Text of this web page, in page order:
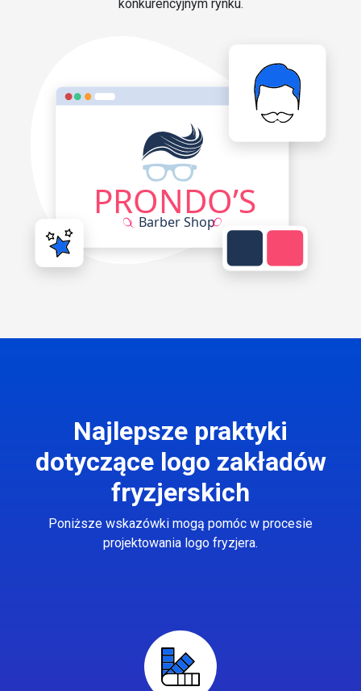
konkurencyjnym rynku.
Najlepsze praktyki
dotyczące logo zakładów
fryzjerskich
Poniższe wskazówki mogą pomóc w procesie
projektowania logo fryzjera.